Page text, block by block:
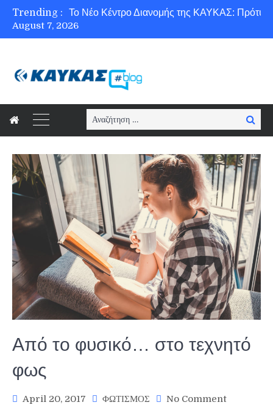
Trending :
Ασφάλεια στο Διαδίκτυο για όλους!
August 7, 2026
Search
for:
Από το φυσικό… στο τεχνητό
φως
April 20, 2017 ΦΩΤΙΣΜΟΣ No Commenton